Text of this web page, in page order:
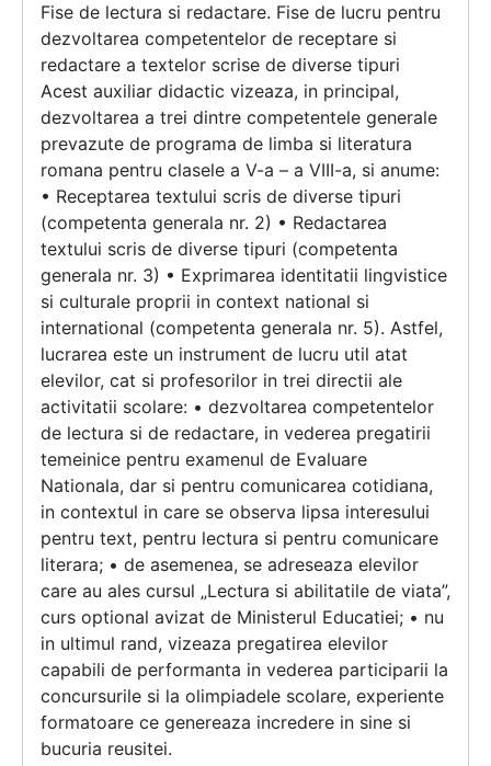
Fise de lectura si redactare. Fise de lucru pentru
dezvoltarea competentelor de receptare si
redactare a textelor scrise de diverse tipuri
Acest auxiliar didactic vizeaza, in principal,
dezvoltarea a trei dintre competentele generale
prevazute de programa de limba si literatura
romana pentru clasele a V-a – a VIII-a, si anume:
• Receptarea textului scris de diverse tipuri
(competenta generala nr. 2) • Redactarea
textului scris de diverse tipuri (competenta
generala nr. 3) • Exprimarea identitatii lingvistice
si culturale proprii in context national si
international (competenta generala nr. 5). Astfel,
lucrarea este un instrument de lucru util atat
elevilor, cat si profesorilor in trei directii ale
activitatii scolare: • dezvoltarea competentelor
de lectura si de redactare, in vederea pregatirii
temeinice pentru examenul de Evaluare
Nationala, dar si pentru comunicarea cotidiana,
in contextul in care se observa lipsa interesului
pentru text, pentru lectura si pentru comunicare
literara; • de asemenea, se adreseaza elevilor
care au ales cursul „Lectura si abilitatile de viata”,
curs optional avizat de Ministerul Educatiei; • nu
in ultimul rand, vizeaza pregatirea elevilor
capabili de performanta in vederea participarii la
concursurile si la olimpiadele scolare, experiente
formatoare ce genereaza incredere in sine si
bucuria reusitei.